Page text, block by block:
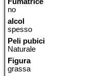
Fumatrice
no
alcol
spesso
Peli pubici
Naturale
Figura
grassa